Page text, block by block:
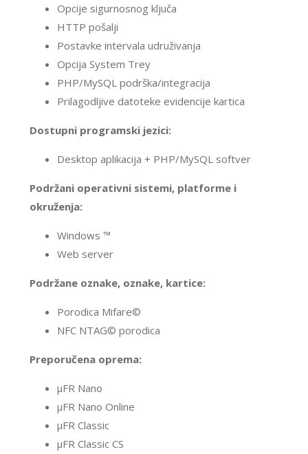
Opcije sigurnosnog ključa
HTTP pošalji
Postavke intervala udruživanja
Opcija System Trey
PHP/MySQL podrška/integracija
Prilagodljive datoteke evidencije kartica
Dostupni programski jezici:
Desktop aplikacija + PHP/MySQL softver
Podržani operativni sistemi, platforme i
okruženja:
Windows ™
Web server
Podržane oznake, oznake, kartice:
Porodica Mifare©
NFC NTAG© porodica
Preporučena oprema:
μFR Nano
μFR Nano Online
μFR Classic
μFR Classic CS